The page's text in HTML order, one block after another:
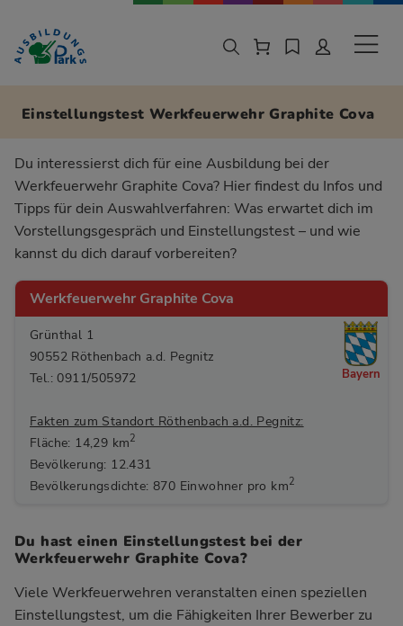
Zur Navigation springen
Zu den Hauptinhalten springen
Einstellungstest Werkfeuerwehr Graphite Cova
Du interessierst dich für eine Ausbildung bei der
Werkfeuerwehr Graphite Cova? Hier findest du Infos und
Tipps für dein Auswahlverfahren: Was erwartet dich im
Vorstellungsgespräch und Einstellungstest – und wie
kannst du dich darauf vorbereiten?
Werkfeuerwehr Graphite Cova
Grünthal 1
90552 Röthenbach a.d. Pegnitz
Tel.: 0911/505972
Fakten zum Standort Röthenbach a.d. Pegnitz:
Fläche: 14,29 km2
Bevölkerung: 12.431
Bevölkerungsdichte: 870 Einwohner pro km2
Bayern
Du hast einen Einstellungstest bei der
Werkfeuerwehr Graphite Cova?
Viele Werkfeuerwehren veranstalten einen speziellen
Einstellungstest, um die Fähigkeiten Ihrer Bewerber zu